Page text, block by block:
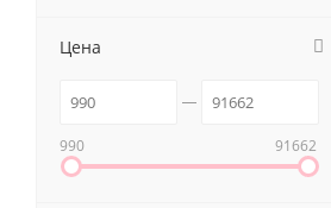
Цена
990 91662